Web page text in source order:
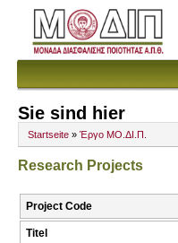
Sie sind hier
Startseite » Έργο ΜΟ.ΔΙ.Π.
Research Projects
Project Code
Titel